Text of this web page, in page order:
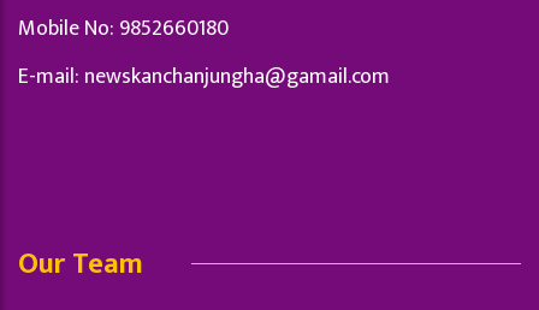
Mobile No: 9852660180
E-mail: newskanchanjungha@gamail.com
Our Team